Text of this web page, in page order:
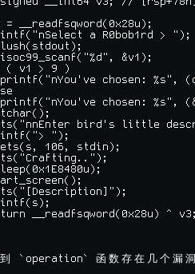
= __readfsqword(0x28u);
a R0bob1rd > ");
&v1);
( v1 > 9 )
chosen: %s",
chosen: %s",
bird's little
");
106, stdin);
__readfsqword(0x28u) ^ v3;
到 `operation` 函 数 存 在 几 个 漏 洞